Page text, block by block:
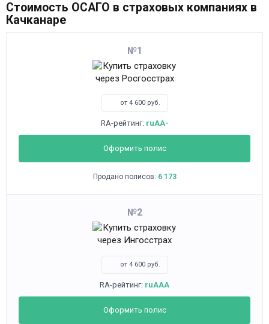
Стоимость ОСАГО в страховых компаниях в
Качканаре
1
от 4 600 руб.
RA-рейтинг: ruAA-
Оформить полис
Продано полисов: 6 173
2
от 4 600 руб.
RA-рейтинг: ruAAA
Оформить полис